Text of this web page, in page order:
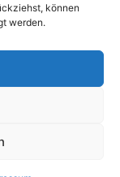
können
werden.